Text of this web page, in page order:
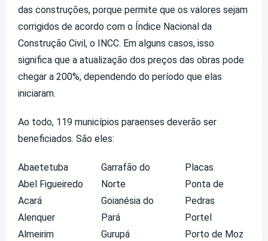
das construções, porque permite que os valores sejam
corrigidos de acordo com o Índice Nacional da
Construção Civil, o INCC. Em alguns casos, isso
significa que a atualização dos preços das obras pode
chegar a 200%, dependendo do período que elas
iniciaram.
Ao todo, 119 municípios paraenses deverão ser
beneficiados. São eles:
Abaetetuba
Abel Figueiredo
Acará
Alenquer
Almeirim
Garrafão do
Norte
Goianésia do
Pará
Gurupá
Placas
Ponta de
Pedras
Portel
Porto de Moz